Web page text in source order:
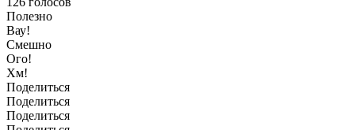
Полезно
Вау!
Смешно
Ого!
Хм!
Поделиться
Поделиться
Поделиться